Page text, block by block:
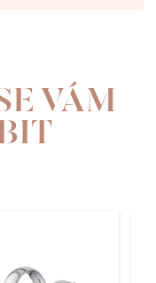
VÁM